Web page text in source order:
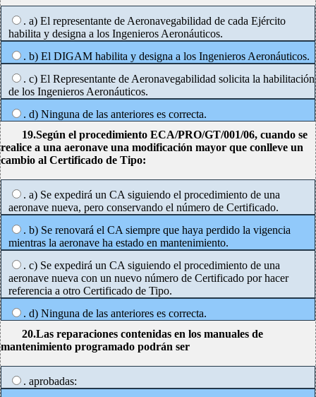
. a) El representante de Aeronavegabilidad de cada Ejército
habilita y designa a los Ingenieros Aeronáuticos.
. b) El DIGAM habilita y designa a los Ingenieros Aeronáuticos.
. c) El Representante de Aeronavegabilidad solicita la habilitación
de los Ingenieros Aeronáuticos.
. d) Ninguna de las anteriores es correcta.
19.Según el procedimiento ECA/PRO/GT/001/06, cuando se
realice a una aeronave una modificación mayor que conlleve un
cambio al Certificado de Tipo:
. a) Se expedirá un CA siguiendo el procedimiento de una
aeronave nueva, pero conservando el número de Certificado.
. b) Se renovará el CA siempre que haya perdido la vigencia
mientras la aeronave ha estado en mantenimiento.
. c) Se expedirá un CA siguiendo el procedimiento de una
aeronave nueva con un nuevo número de Certificado por hacer
referencia a otro Certificado de Tipo.
. d) Ninguna de las anteriores es correcta.
20.Las reparaciones contenidas en los manuales de
mantenimiento programado podrán ser
. aprobadas: